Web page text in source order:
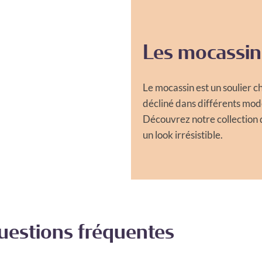
Les
Le mocassin est un soulier
décliné dans différents
Découvrez notre collection
un look irrésistible.
fréquentes